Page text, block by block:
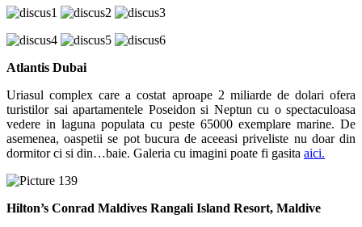
Atlantis Dubai
Uriasul complex care a costat aproape 2 miliarde de dolari ofera
turistilor sai apartamentele Poseidon si Neptun cu o spectaculoasa
vedere in laguna populata cu peste 65000 exemplare marine. De
asemenea, oaspetii se pot bucura de aceeasi priveliste nu doar din
dormitor ci si din…baie. Galeria cu imagini poate fi gasita aici.
Hilton’s Conrad Maldives Rangali Island Resort, Maldive